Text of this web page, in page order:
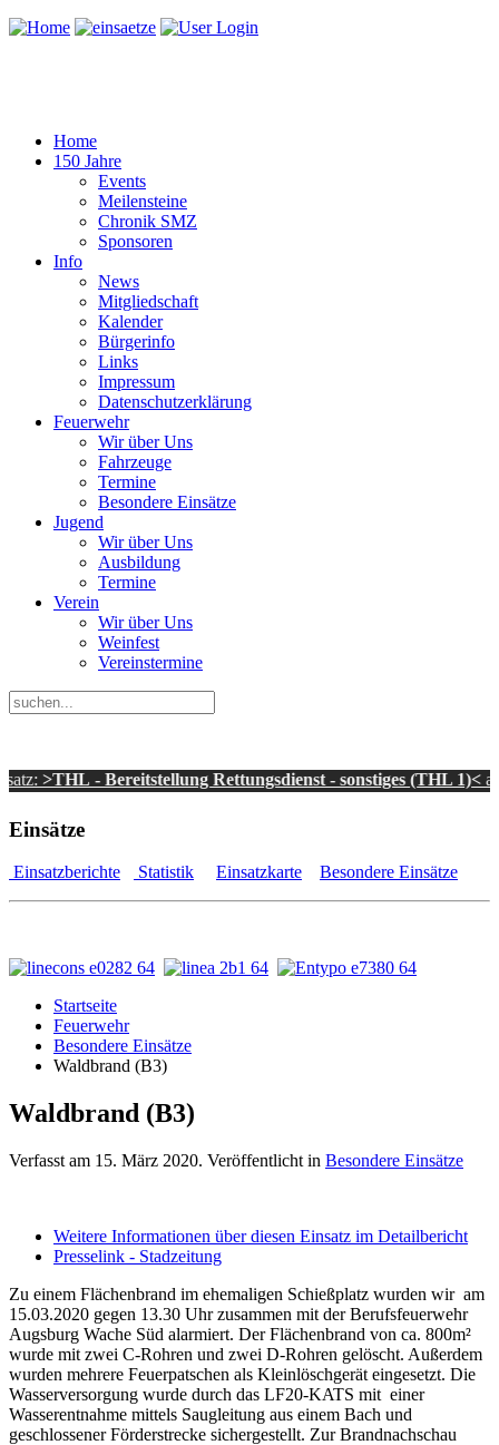
Home
150 Jahre
Events
Meilensteine
Chronik SMZ
Sponsoren
Info
News
Mitgliedschaft
Kalender
Bürgerinfo
Links
Impressum
Datenschutzerklärung
Feuerwehr
Wir über Uns
Fahrzeuge
Termine
Besondere Einsätze
Jugend
Wir über Uns
Ausbildung
Termine
Verein
Wir über Uns
Weinfest
Vereinstermine
- Bereitstellung Rettungsdienst - sonstiges (THL 1)<am
Einsätze
Einsatzberichte Statistik Einsatzkarte Besondere Einsätze
Startseite
Feuerwehr
Besondere Einsätze
Waldbrand (B3)
Waldbrand (B3)
Verfasst am 15. März 2020. Veröffentlicht in Besondere Einsätze
Weitere Informationen über diesen Einsatz im Detailbericht
Presselink - Stadzeitung
Zu einem Flächenbrand im ehemaligen Schießplatz wurden wir am
15.03.2020 gegen 13.30 Uhr zusammen mit der Berufsfeuerwehr
Augsburg Wache Süd alarmiert. Der Flächenbrand von ca. 800m²
wurde mit zwei C-Rohren und zwei D-Rohren gelöscht. Außerdem
wurden mehrere Feuerpatschen als Kleinlöschgerät eingesetzt. Die
Wasserversorgung wurde durch das LF20-KATS mit einer
Wasserentnahme mittels Saugleitung aus einem Bach und
geschlossener Förderstrecke sichergestellt. Zur Brandnachschau